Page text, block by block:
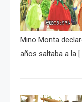
Mino Monta
años saltaba a la